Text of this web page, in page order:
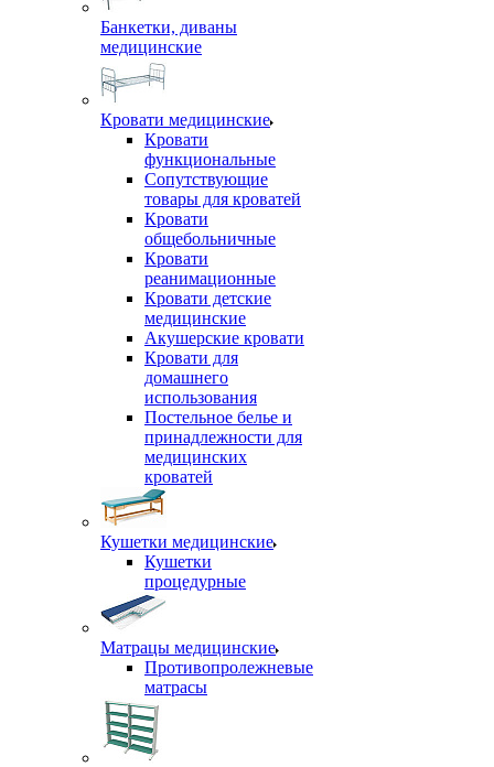
Банкетки, диваны
медицинские
Кровати медицинские
Кровати
функциональные
Сопутствующие
товары для кроватей
Кровати
общебольничные
Кровати
реанимационные
Кровати детские
медицинские
Акушерские кровати
Кровати для
домашнего
использования
Постельное белье и
принадлежности для
медицинских
кроватей
Кушетки медицинские
Кушетки
процедурные
Матрацы медицинские
Противопролежневые
матрасы